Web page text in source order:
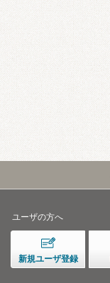
ユーザの方へ
新規ユーザ登録